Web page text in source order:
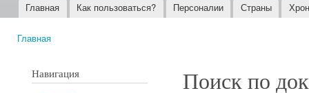
Главное меню
Главная Как пользоваться? Персоналии Страны
Главная
Навигация Поиск по